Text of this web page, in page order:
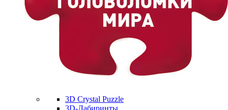
3D Crystal Puzzle
3D-Лабиринты